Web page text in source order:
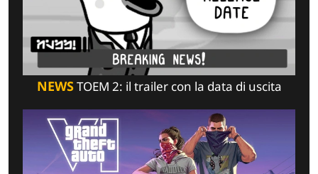
NEWSTOEM 2: il trailer con la data di uscita